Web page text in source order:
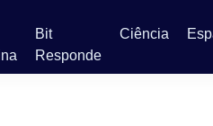
Bit
Responde
Ciência